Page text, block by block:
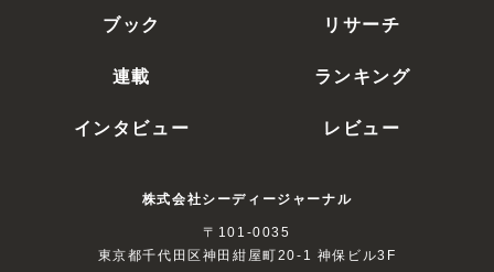
ブック
リサーチ
連載
ランキング
インタビュー
レビュー
株式会社シーディージャーナル
〒101-0035
東京都千代田区神田紺屋町20-1 神保ビル3F